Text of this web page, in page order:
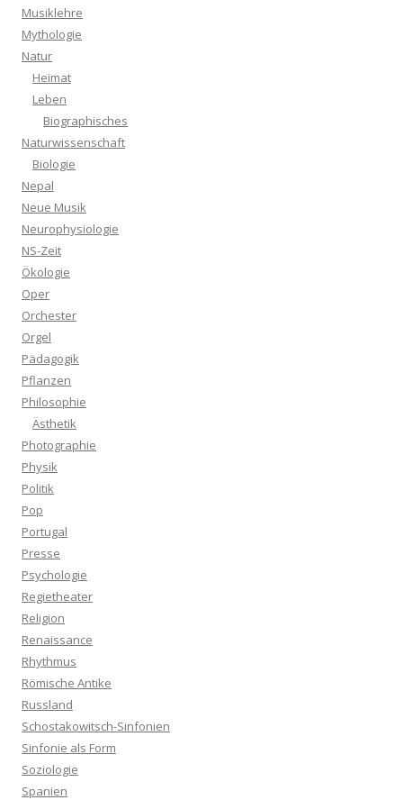
Musiklehre
Mythologie
Natur
Heimat
Leben
Biographisches
Naturwissenschaft
Biologie
Nepal
Neue Musik
Neurophysiologie
NS-Zeit
Ökologie
Oper
Orchester
Orgel
Pädagogik
Pflanzen
Philosophie
Ästhetik
Photographie
Physik
Politik
Pop
Portugal
Presse
Psychologie
Regietheater
Religion
Renaissance
Rhythmus
Römische Antike
Russland
Schostakowitsch-Sinfonien
Sinfonie als Form
Soziologie
Spanien